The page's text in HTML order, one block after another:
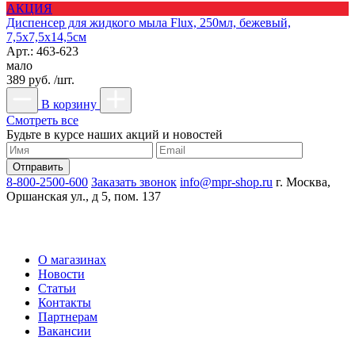
АКЦИЯ
Диспенсер для жидкого мыла Flux, 250мл, бежевый,
7,5х7,5х14,5см
Арт.: 463-623
мало
389 руб. /шт.
В корзину
Смотреть все
Будьте в курсе наших акций и новостей
8-800-2500-600 Заказать звонок info@mpr-shop.ru г. Москва,
Оршанская ул., д 5, пом. 137
О магазинах
Новости
Статьи
Контакты
Партнерам
Вакансии